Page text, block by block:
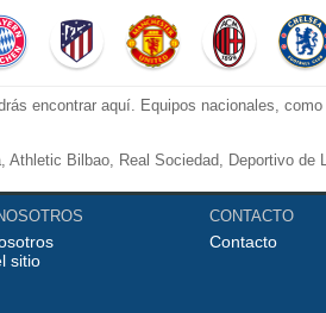
encontrar aquí. Equipos nacionales,
Bilbao, Real Sociedad, Deportivo de
etc.
sitio
CONTACTO
Contacto